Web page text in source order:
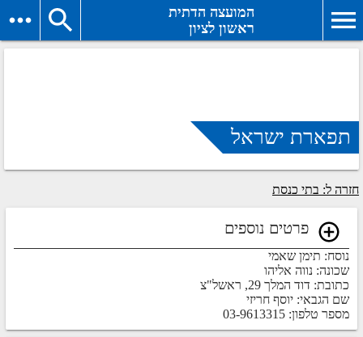
המועצה הדתית
ראשון לציון
תפארת ישראל
חזרה ל: בתי כנסת
פרטים נוספים
נוסח: תימן שאמי
שכונה: נווה אליהו
כתובת: דוד המלך 29, ראשל"צ
שם הגבאי: יוסף חריזי
מספר טלפון: 03-9613315